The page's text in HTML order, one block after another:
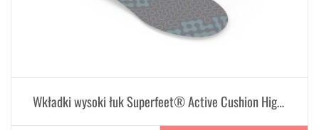
Wkładki wysoki łuk Superfeet® Active Cushion High Arch